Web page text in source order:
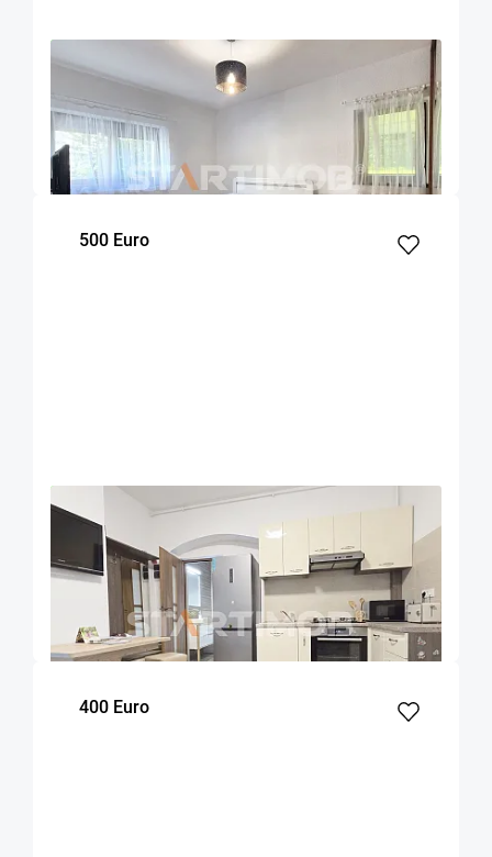
EXCLUSIVITATE
Apartament 2 camere zona Racadau
Brasov
52 1
dormitor
500 Euro
Apartament Centru Istoric zona Liceului
Saguna
Brasov
50
m²
1
dormitor
Parter
Etaj
400 Euro